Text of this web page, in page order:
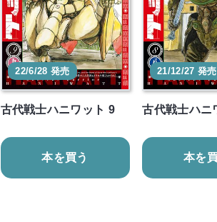
22/6/28 発売
古代戦士ハニワット 9
本を買う
21/12/27 発売
古代戦士ハニ
本を